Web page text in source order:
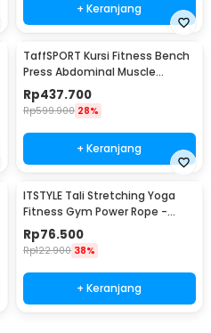
+ Keranjang
TaffSPORT Kursi Fitness Bench
Press Abdominal Muscle
Foldable - YC-300
Rp437.700
Rp599.900 28%
+ Keranjang
ITSTYLE Tali Stretching Yoga
Fitness Gym Power Rope -
P3PRO
Rp76.500
Rp122.900 38%
+ Keranjang